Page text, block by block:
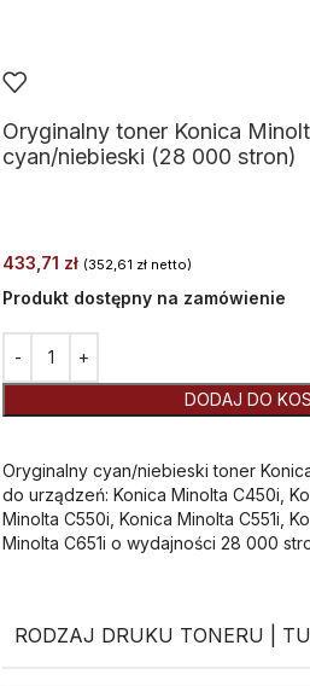
Oryginalny toner Konica
cyan/niebieski (28 000 stron)
433,71 zł (352,61 zł netto)
Produkt dostępny na zamówienie
DODAJ DO
Oryginalny cyan/niebieski toner
do urządzeń: Konica Minolta C450i,
Minolta C550i, Konica Minolta C551i,
Minolta C651i o wydajności 28 000
RODZAJ DRUKU TONERU |